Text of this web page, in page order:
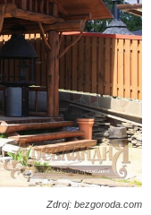
Zdroj: bezgoroda.com